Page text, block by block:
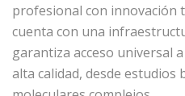
profesional con innovación
cuenta con una
garantiza acceso universal
alta calidad, desde estudios